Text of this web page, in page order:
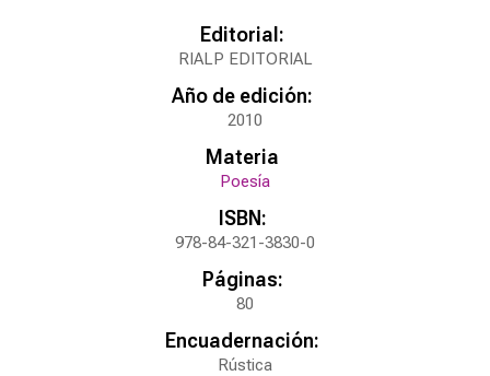
Editorial:
RIALP EDITORIAL
Año de edición:
2010
Materia
Poesía
ISBN:
978-84-321-3830-0
Páginas:
80
Encuadernación:
Rústica